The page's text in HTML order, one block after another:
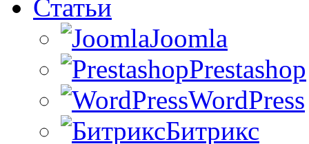
Статьи
Joomla
Prestashop
WordPress
Битрикс